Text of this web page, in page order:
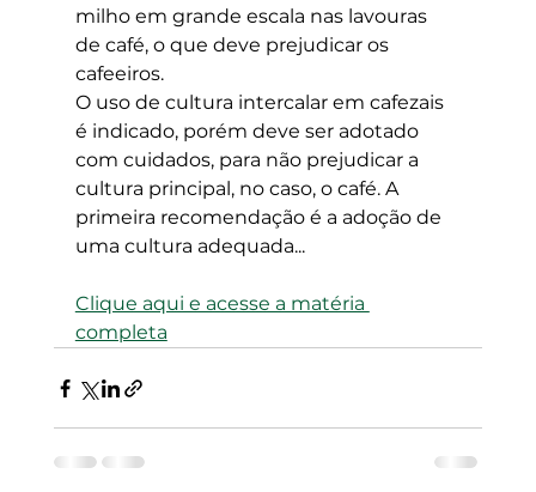
milho em grande escala nas lavouras
de café, o que deve prejudicar os
cafeeiros.
O uso de cultura intercalar em cafezais
é indicado, porém deve ser adotado
com cuidados, para não prejudicar a
cultura principal, no caso, o café. A
primeira recomendação é a adoção de
uma cultura adequada...
Clique aqui e acesse a matéria
completa